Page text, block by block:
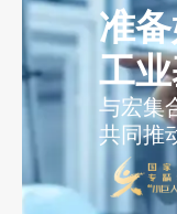
准
工
与宏集
共同推